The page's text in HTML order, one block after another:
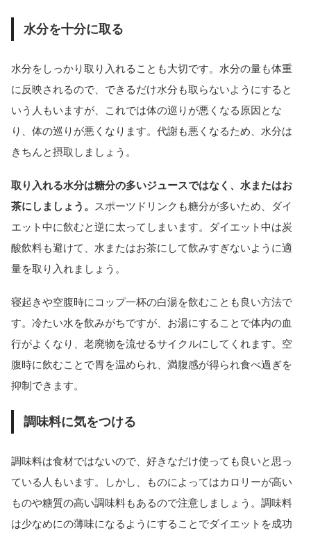
水分を十分に取る
水分をしっかり取り入れることも大切です。水分の量も体重
に反映されるので、できるだけ水分も取らないようにすると
いう人もいますが、これでは体の巡りが悪くなる原因とな
り、体の巡りが悪くなります。代謝も悪くなるため、水分は
きちんと摂取しましょう。
取り入れる水分は糖分の多いジュースではなく、水またはお
茶にしましょう。
スポーツドリンクも糖分が多いため、ダイ
エット中に飲むと逆に太ってしまいます。ダイエット中は炭
酸飲料も避けて、水またはお茶にして飲みすぎないように適
量を取り入れましょう。
寝起きや空腹時にコップ一杯の白湯を飲むことも良い方法で
す。冷たい水を飲みがちですが、お湯にすることで体内の血
行がよくなり、老廃物を流せるサイクルにしてくれます。空
腹時に飲むことで胃を温められ、満腹感が得られ食べ過ぎを
抑制できます。
調味料に気をつける
調味料は食材ではないので、好きなだけ使っても良いと思っ
ている人もいます。しかし、ものによってはカロリーが高い
ものや糖質の高い調味料もあるので注意しましょう。調味料
は少なめにの薄味になるようにすることでダイエットを成功